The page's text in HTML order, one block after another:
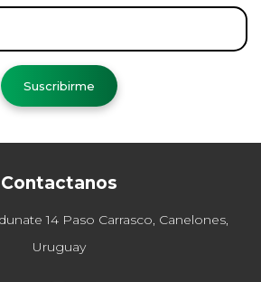
Contactanos
14 Paso Carrasco, Canelones,
Uruguay
Suscribirme